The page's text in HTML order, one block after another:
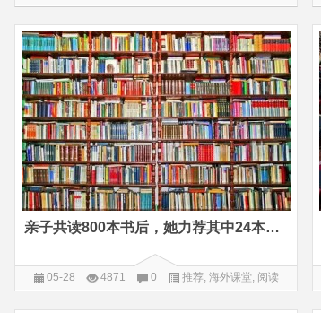
亲子共读800本书后，她力荐其中24本让孩子思路更清晰
05-28 4871 0 推荐, 海外课堂, 阅读